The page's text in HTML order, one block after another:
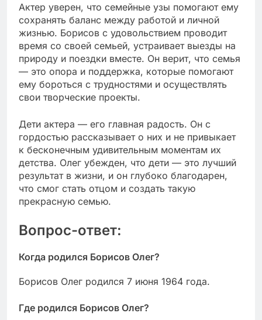
Актер уверен, что семейные узы помогают ему
сохранять баланс между работой и личной
жизнью. Борисов с удовольствием проводит
время со своей семьей, устраивает выезды на
природу и поездки вместе. Он верит, что семья
— это опора и поддержка, которые помогают
ему бороться с трудностями и осуществлять
свои творческие проекты.
Дети актера — его главная радость. Он с
гордостью рассказывает о них и не привыкает
к бесконечным удивительным моментам их
детства. Олег убежден, что дети — это лучший
результат в жизни, и он глубоко благодарен,
что смог стать отцом и создать такую
прекрасную семью.
Вопрос-ответ:
Когда родился Борисов Олег?
Борисов Олег родился 7 июня 1964 года.
Где родился Борисов Олег?